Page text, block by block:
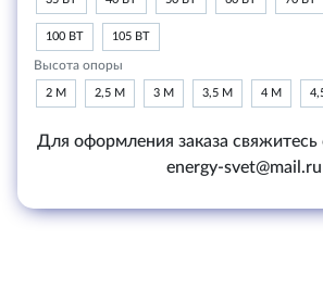
100 ВТ 105 ВТ
Высота опоры
2 М 2,5 М 3 М 3,5 М 4 М
Для оформления заказа свяжитесь
energy-svet@mail.ru